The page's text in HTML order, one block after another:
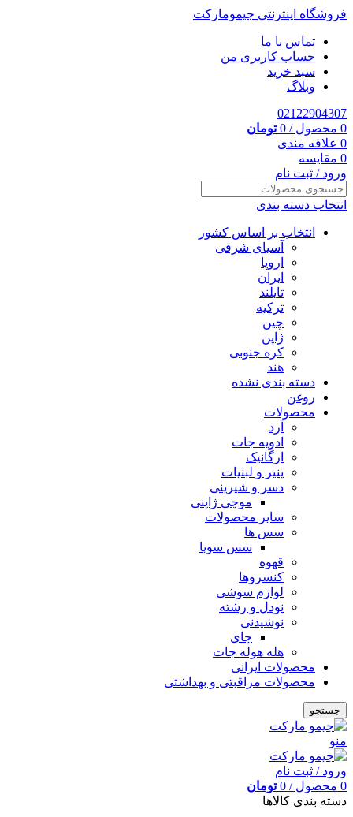
فروشگاه اینترنتی جیمومارکت
تماس با ما
حساب کاربری من
سبد خرید
وبلاگ
02122904307
0 محصول /
0 تومان
0 علاقه مندی
0 مقایسه
ورود / ثبت نام
انتخاب دسته بندی
انتخاب بر اساس کشور
آسیای شرقی
اروپا
ایران
تایلند
ترکیه
چین
ژاپن
کره جنوبی
هند
دسته بندی نشده
روغن
محصولات
آرد
ادویه جات
ارگانیک
پنیر و لبنیات
دسر و شیرینی
موچی ژاپنی
سایر محصولات
سس ها
سس سویا
قهوه
کنسروها
لوازم سوشی
نودل و رشته
نوشیدنی
چای
هله هوله جات
محصولات ایرانی
محصولات مراقبتی و بهداشتی
جستجو
منو
ورود / ثبت نام
0 محصول /
0 تومان
دسته بندی کالاها